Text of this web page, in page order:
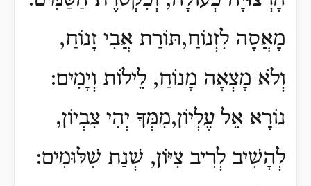
מָאֲסָה לִזְנוֹחַ,תּוֹרַת אֲבִי זָנוֹחַ,
וְלֹא מָצְאָה מָנוֹחַ, לֵילוֹת וְיָמִים:
נוֹרָא אֵל עֶלְיוֹן,מִמְּךָ יְהִי צִבְיוֹן,
לְהָשִׁיב לְרִיב צִיּוֹן, שְׁנַת שִׁלּוּמִים: